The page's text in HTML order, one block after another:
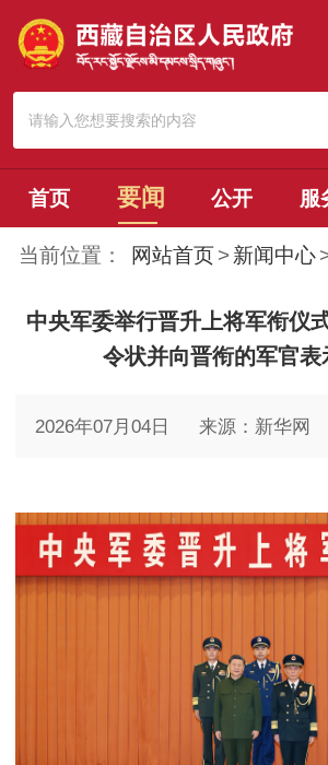
首页 要闻 公开 服
当前位置： 网站首页 > 新闻中心
中央军委举行晋升上将军衔仪
令状并向晋衔的军官表
2026年07月04日 来源：新华网